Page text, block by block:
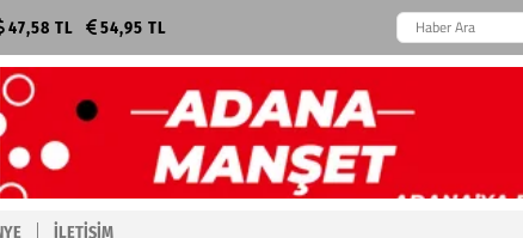
47,58 TL 54,95 TL
İLETIŞIM